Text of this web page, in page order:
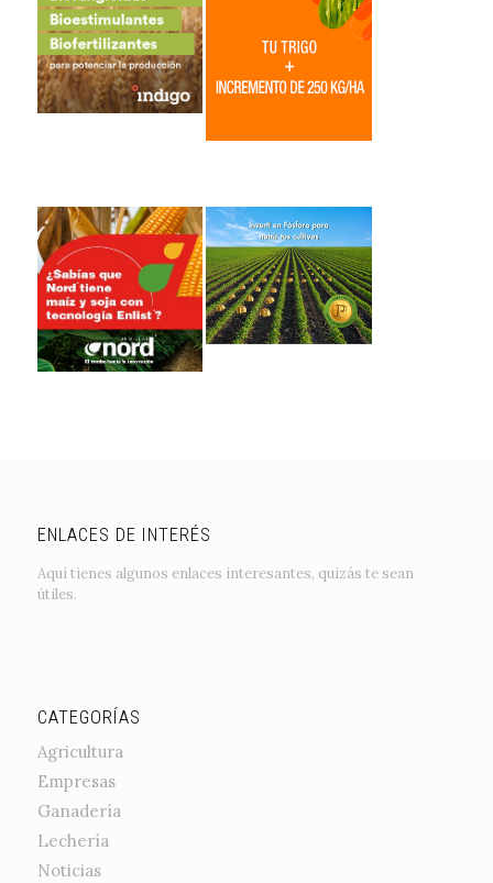
ENLACES DE INTERÉS
Aquí tienes algunos enlaces interesantes, quizás te sean
útiles.
CATEGORÍAS
Agricultura
Empresas
Ganadería
Lechería
Noticias